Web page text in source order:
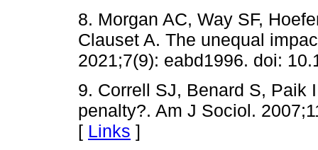
8. Morgan AC, Way SF,
Clauset A. The unequal
2021;7(9): eabd1996. doi:
9. Correll SJ, Benard S, Paik
penalty?. Am J Sociol.
[ Links ]